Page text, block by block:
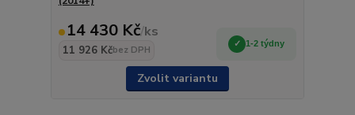
14 430 Kč/ks
11 926 Kčbez DPH
1-2 týdny
Zvolit variantu